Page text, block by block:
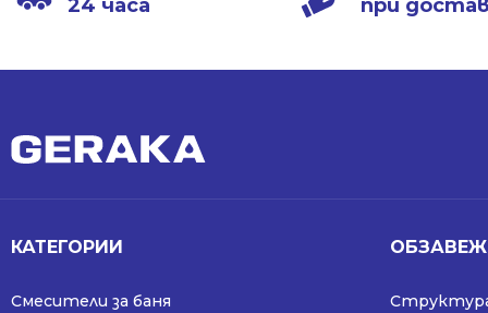
24 часа
при
КАТЕГОРИИ
Смесители за баня